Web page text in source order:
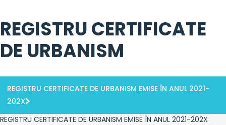
REGISTRU CERTIFICATE
DE URBANISM
REGISTRU CERTIFICATE DE URBANISM EMISE ÎN ANUL 2021-
202X
REGISTRU CERTIFICATE DE URBANISM EMISE ÎN ANUL 2021-202X